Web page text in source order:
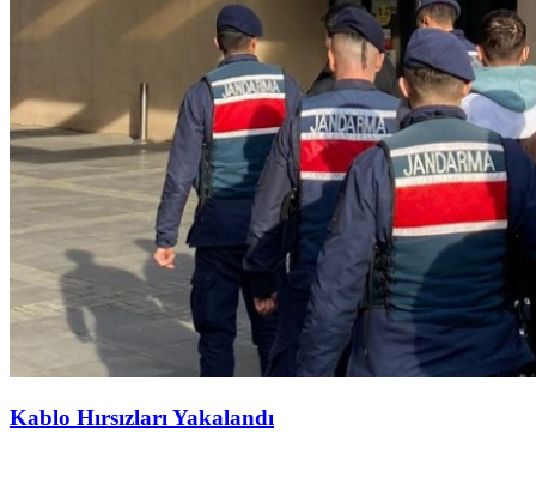
Kablo Hırsızları Yakalandı